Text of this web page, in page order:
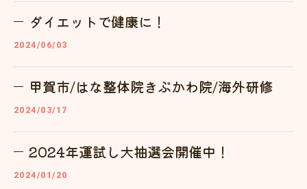
ダイエットで健康に！
2024/06/03
甲賀市/はな整体院きぶかわ院/海外研修
2024/03/17
2024年運試し大抽選会開催中！
2024/01/20